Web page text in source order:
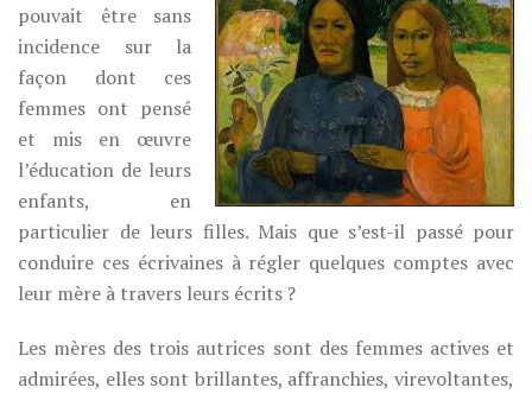
pouvait être sans
incidence sur la
façon dont ces
femmes ont pensé
et mis en œuvre
l’éducation de leurs
enfants, en
particulier de leurs filles. Mais que s’est-il passé pour
conduire ces écrivaines à régler quelques comptes avec
leur mère à travers leurs écrits ?
Les mères des trois autrices sont des femmes actives et
admirées, elles sont brillantes, affranchies, virevoltantes,